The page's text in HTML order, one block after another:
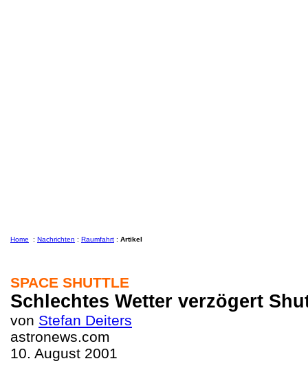
Home : Nachrichten : Raumfahrt : Artikel
SPACE SHUTTLE
Schlechtes Wetter verzögert
von Stefan Deiters
astronews.com
10. August 2001